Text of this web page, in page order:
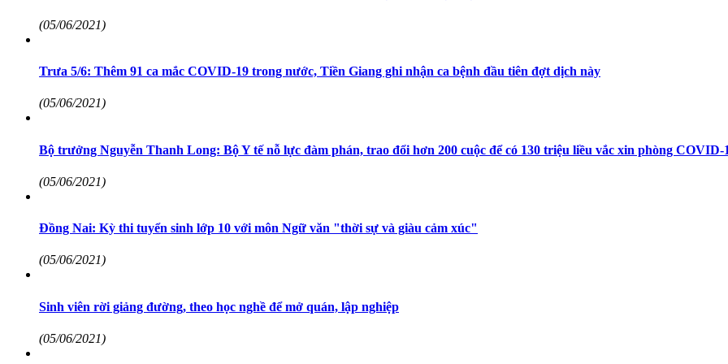
(05/06/2021)
Trưa 5/6: Thêm 91 ca mắc COVID-19 trong nước, Tiền Giang ghi nhận ca bệnh đầu tiên đợt dịch này
(05/06/2021)
Bộ trưởng Nguyễn Thanh Long: Bộ Y tế nỗ lực đàm phán, trao đổi hơn 200 cuộc để có 130 triệu liều vắc xin phòng COVID-
(05/06/2021)
Đồng Nai: Kỳ thi tuyển sinh lớp 10 với môn Ngữ văn "thời sự và giàu cảm xúc"
(05/06/2021)
Sinh viên rời giảng đường, theo học nghề để mở quán, lập nghiệp
(05/06/2021)